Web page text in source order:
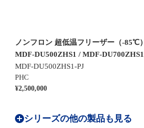
ノンフロン 超低温フリーザー（-85℃）
MDF-DU500ZHS1 / MDF-DU700ZHS1
MDF-DU500ZHS1-PJ
PHC
¥2,500,000
シリーズの他の製品も見る